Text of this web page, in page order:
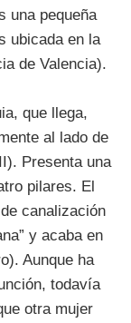
una pequeña
ubicada en la
de Valencia).
que llega,
al lado de
Presenta una
pilares. El
canalización
y acaba en
Aunque ha
todavía
otra mujer